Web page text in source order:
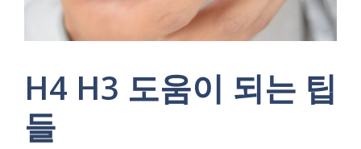
H4 H3 도움이 되는 팁
들